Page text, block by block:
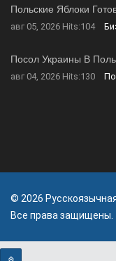
Польские Яблоки
авг 05, 2026 Hits:104
Посол Украины В
авг 04, 2026 Hits:130
© 2026
Все права защищены.